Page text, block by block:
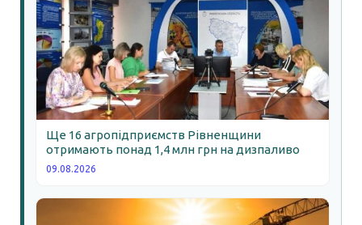
Ще 16 агропідприємств Рівненщини
отримають понад 1,4 млн грн на дизпаливо
09.08.2026